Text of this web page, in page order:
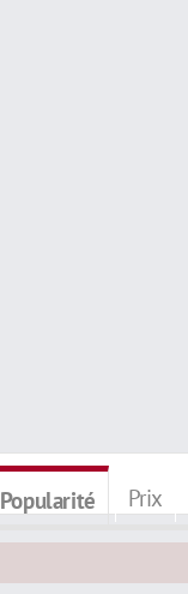
Popularité Prix